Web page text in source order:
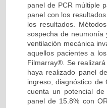
panel de PCR múltiple
panel con los
los resultados.
sospecha de
ventilación mecánica
aquellos pacientes a
Filmarray®. Se
haya realizado panel
ingreso, diagnóstico
cuenta un potencial
panel de 15.8% con